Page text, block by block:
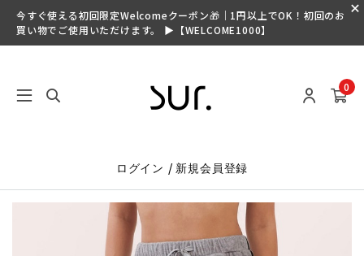
今すぐ使える初回限定Welcomeクーポン🎁｜1円以上でOK！初回のお
買い物でご使用いただけます。 ▶【WELCOME1000】
0
ログイン / 新規会員登録